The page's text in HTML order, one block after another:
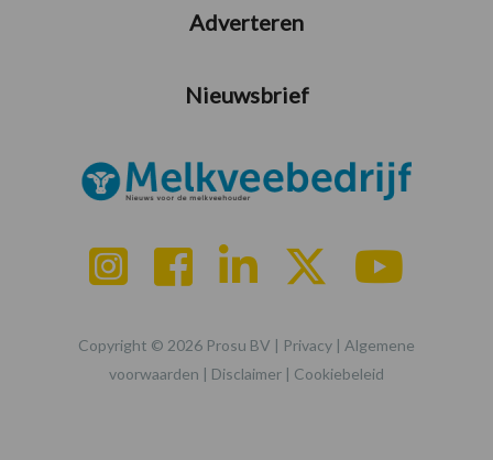
Adverteren
Nieuwsbrief
Copyright © 2026 Prosu BV | Privacy | Algemene
voorwaarden | Disclaimer | Cookiebeleid